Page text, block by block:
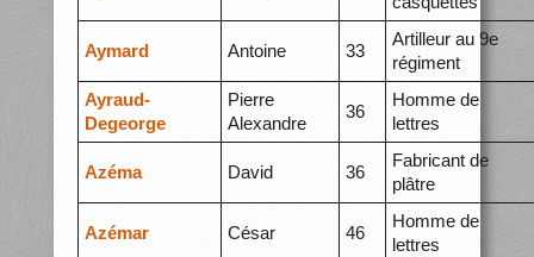
Aymard Antoine 33
Artilleur au 9e
régiment
Ayraud-
Degeorge
Pierre
Alexandre
36
Homme de
lettres
Azéma David 36
Fabricant de
plâtre
Azémar César 46
Homme de
lettres